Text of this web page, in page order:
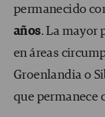
permanecido
años. La mayor
en áreas
Groenlandia o
que permanece